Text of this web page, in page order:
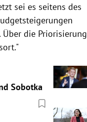
sei es seitens des
die Priorisierung
Sobotka